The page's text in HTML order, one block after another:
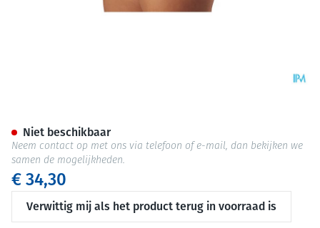
€ 34,30
Verwittig mij als het product terug in voorraad is
Niet beschikbaar
Neem contact op met ons via telefoon of e-mail, dan bekijken we
samen de mogelijkheden.